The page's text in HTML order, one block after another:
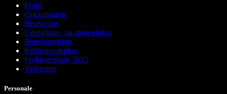
Profil
Organisation
Bestyrelse
Udviklings- og strategiplan
Benchmarking
Spildevandsplan
Forbrugervalg 2025
Vedtægter
Personale